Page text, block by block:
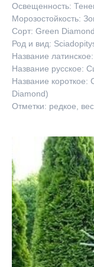
Освещенность:
Морозостойкость:
Сорт: Green Diamond
Род и вид:
Название
Название русское:
Название
Diamond)
Отметки: редкое,